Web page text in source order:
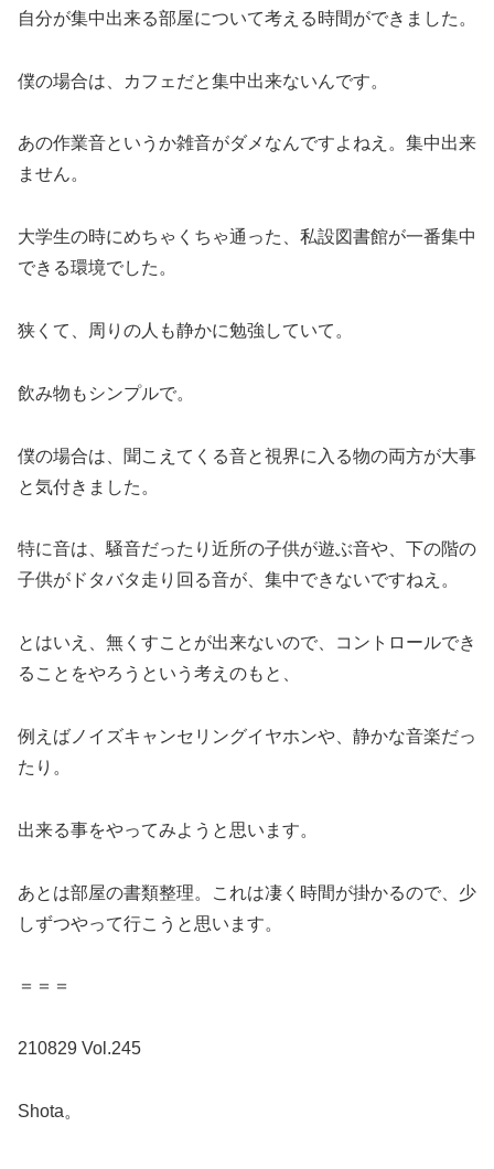
自分が集中出来る部屋について考える時間ができました。
僕の場合は、カフェだと集中出来ないんです。
あの作業音というか雑音がダメなんですよねえ。集中出来
ません。
大学生の時にめちゃくちゃ通った、私設図書館が一番集中
できる環境でした。
狭くて、周りの人も静かに勉強していて。
飲み物もシンプルで。
僕の場合は、聞こえてくる音と視界に入る物の両方が大事
と気付きました。
特に音は、騒音だったり近所の子供が遊ぶ音や、下の階の
子供がドタバタ走り回る音が、集中できないですねえ。
とはいえ、無くすことが出来ないので、コントロールでき
ることをやろうという考えのもと、
例えばノイズキャンセリングイヤホンや、静かな音楽だっ
たり。
出来る事をやってみようと思います。
あとは部屋の書類整理。これは凄く時間が掛かるので、少
しずつやって行こうと思います。
＝＝＝
210829 Vol.245
Shota。